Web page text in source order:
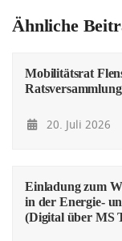
Ähnliche
Mobilitätsrat
20. Juli 2026
Einladung zum
in der Energie-
(Digital über MS